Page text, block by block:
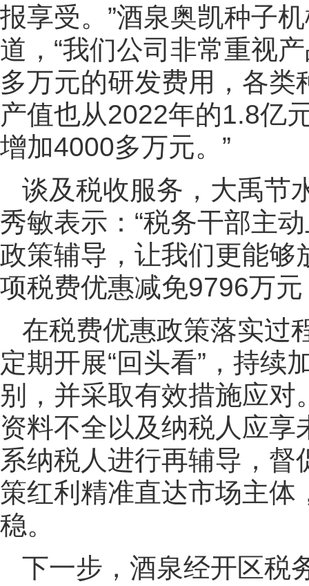
报享受。”酒泉奥凯种子
道，“我们公司非常重视
多万元的研发费用，各
产值也从2022年的1.8亿
增加4000多万元。”
谈及税收服务，大禹节
秀敏表示：“税务干部主
政策辅导，让我们更能
项税费优惠减免9796万
在税费优惠政策落实过
定期开展“回头看”，持续
别，并采取有效措施应
资料不全以及纳税人应
系纳税人进行再辅导，
策红利精准直达市场主体
稳。
下一步，酒泉经开区税